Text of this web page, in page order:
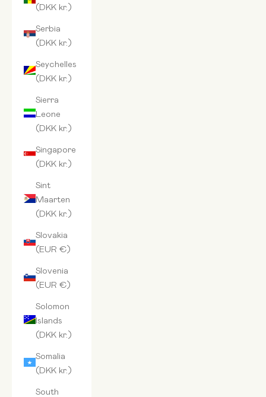
(DKK kr.)
Serbia
(DKK kr.)
Seychelles
(DKK kr.)
Sierra
Leone
(DKK kr.)
Singapore
(DKK kr.)
Sint
Maarten
(DKK kr.)
Slovakia
(EUR €)
Slovenia
(EUR €)
Solomon
Islands
(DKK kr.)
Somalia
(DKK kr.)
South